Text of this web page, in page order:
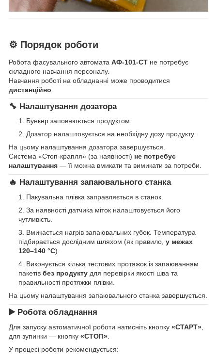
⚙️ Порядок роботи
Робота фасувального автомата АФ-101-СТ не потребує
складного навчання персоналу.
Навчання роботі на обладнанні може проводитися
дистанційно
🔧 Налаштування дозатора
Бункер заповнюється продуктом.
Дозатор налаштовується на необхідну дозу продукту.
На цьому налаштування дозатора завершується.
Система «Стоп-крапля» (за наявності) не потребує
налаштування — її можна вмикати та вимикати за потреби.
🔥 Налаштування запаювального станка
Пакувальна плівка заправляється в станок.
За наявності датчика міток налаштовується його
чутливість.
Вмикається нагрів запаювальних губок. Температура
підбирається дослідним шляхом (як правило, у межах
120–140 °C).
Виконується кілька тестових протяжок із запаюванням
пакетів без продукту для перевірки якості шва та
правильності протяжки плівки.
На цьому налаштування запаювального станка завершується.
▶️ Робота обладнання
Для запуску автоматичної роботи натисніть кнопку «СТАРТ»
для зупинки — кнопку «СТОП»
У процесі роботи рекомендується: